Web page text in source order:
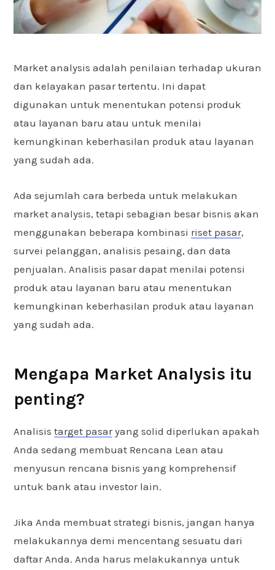
Market analysis adalah penilaian terhadap ukuran
dan kelayakan pasar tertentu. Ini dapat
digunakan untuk menentukan potensi produk
atau layanan baru atau untuk menilai
kemungkinan keberhasilan produk atau layanan
yang sudah ada.
Ada sejumlah cara berbeda untuk melakukan
market analysis, tetapi sebagian besar bisnis akan
menggunakan beberapa kombinasi riset pasar,
survei pelanggan, analisis pesaing, dan data
penjualan. Analisis pasar dapat menilai potensi
produk atau layanan baru atau menentukan
kemungkinan keberhasilan produk atau layanan
yang sudah ada.
Mengapa Market Analysis itu
penting?
Analisis target pasaryang solid diperlukan apakah
Anda sedang membuat Rencana Lean atau
menyusun rencana bisnis yang komprehensif
untuk bank atau investor lain.
Jika Anda membuat strategi bisnis, jangan hanya
melakukannya demi mencentang sesuatu dari
daftar Anda. Anda harus melakukannya untuk